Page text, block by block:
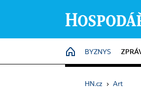
HOME
BYZNYS
HN.cz › Art